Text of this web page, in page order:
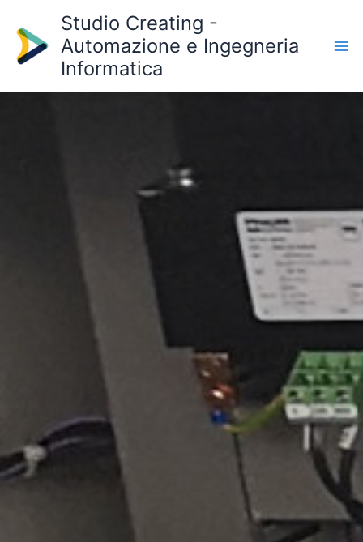
al
Studio Creating -
Automazione e Ingegneria
Informatica